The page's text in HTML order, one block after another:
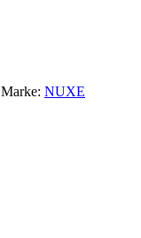
Marke: NUXE